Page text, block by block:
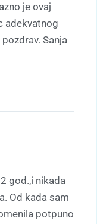
je ovaj
adekvatnog
Sanja
god.,i nikada
Od kada sam
potpuno